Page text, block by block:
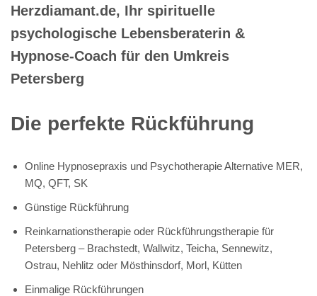
Herzdiamant.de, Ihr spirituelle
psychologische Lebensberaterin &
Hypnose-Coach für den Umkreis
Petersberg
Die perfekte Rückführung
Online Hypnosepraxis und Psychotherapie Alternative MER,
MQ, QFT, SK
Günstige Rückführung
Reinkarnationstherapie oder Rückführungstherapie für
Petersberg – Brachstedt, Wallwitz, Teicha, Sennewitz,
Ostrau, Nehlitz oder Mösthinsdorf, Morl, Kütten
Einmalige Rückführungen